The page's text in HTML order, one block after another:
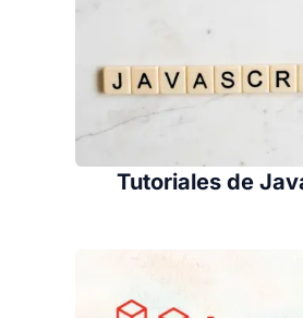
Tutoriales de